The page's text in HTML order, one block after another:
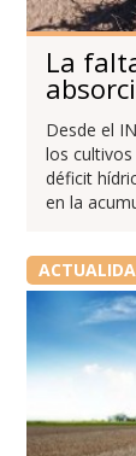
La
Desde el
los
déficit
en la